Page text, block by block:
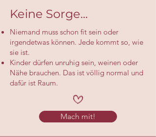
Keine Sorge...
Niemand muss schon fit sein oder
irgendetwas können. Jede kommt so, wie
sie ist.
Kinder dürfen unruhig sein, weinen oder
Nähe brauchen. Das ist völlig normal und
dafür ist Raum.
Mach mit!